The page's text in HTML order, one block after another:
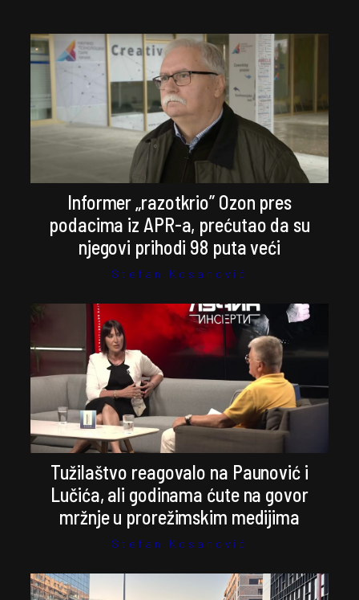
Informer „razotkrio” Ozon pres
podacima iz APR-a, prećutao da su
njegovi prihodi 98 puta veći
Stefan Kosanović
Tužilaštvo reagovalo na Paunović i
Lučića, ali godinama ćute na govor
mržnje u prorežimskim medijima
Stefan Kosanović